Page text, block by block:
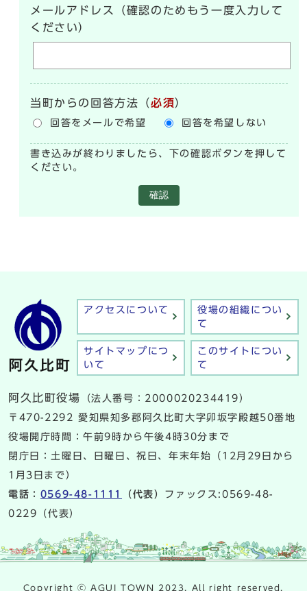
メールアドレス（確認のためもう一度入力して
ください）
当町からの回答方法 （必須）
回答をメールで希望 回答を希望しない
書き込みが終わりましたら、下の確認ボタンを押して
ください。
確認
アクセスについて
役場の組織につい
て
サイトマップにつ
いて
このサイトについ
て
阿久比町役場
（法人番号：2000020234419）
〒470-2292 愛知県知多郡阿久比町大字卯坂字殿越50番地
役場開庁時間：午前9時から午後4時30分まで
閉庁日：土曜日、日曜日、祝日、年末年始（12月29日から
1月3日まで）
電話： 0569-48-1111 （代表） ファックス:0569-48-
0229（代表）
Copyright ⓒ AGUI TOWN 2023. All right reserved.